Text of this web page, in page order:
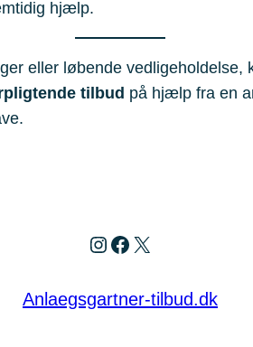
hjælp.
eller løbende
tilbud på hjælp fra en
Instagram
Facebook
X
Anlaegsgartner-tilbud.dk